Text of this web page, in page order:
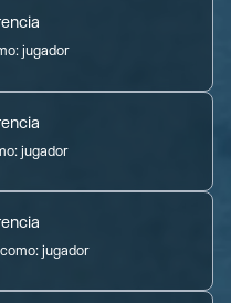
jugador
jugador
jugador